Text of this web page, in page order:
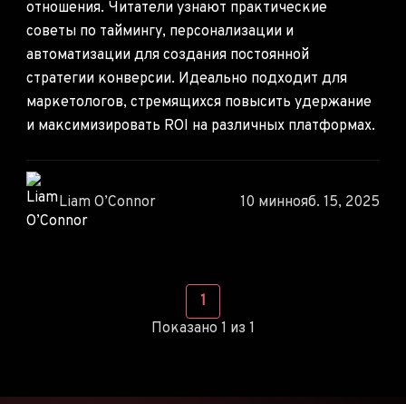
отношения. Читатели узнают практические
советы по таймингу, персонализации и
автоматизации для создания постоянной
стратегии конверсии. Идеально подходит для
маркетологов, стремящихся повысить удержание
и максимизировать ROI на различных платформах.
Liam O’Connor 10 миннояб. 15, 2025
1
Показано 1 из 1